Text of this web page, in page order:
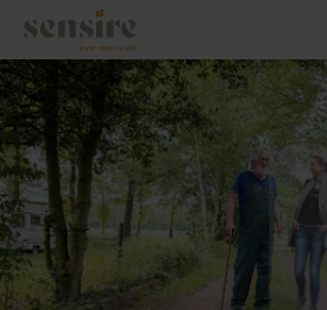
Sensire logo
Sensire bij u thuis
Revalideren met Sensire
Wonen en zorg met Sensire